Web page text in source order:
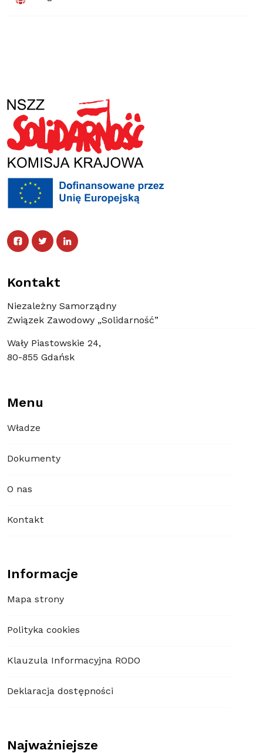
Facebook Facebook
TwitterTwitter
Linked In
Kontakt
Niezależny Samorządny
Związek Zawodowy „Solidarność”
Wały Piastowskie 24,
80-855 Gdańsk
Menu
Władze
Dokumenty
O nas
Kontakt
Informacje
Mapa strony
Polityka cookies
Klauzula Informacyjna RODO
Deklaracja dostępności
Najważniejsze